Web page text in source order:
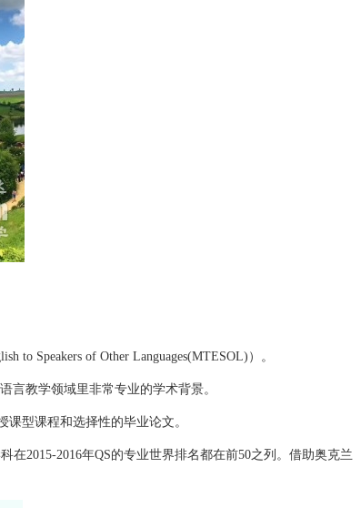
Speakers of Other Languages(MTESOL)）。
教学领域里非常专业的学术背景。
型课程和选择性的毕业论文。
2015-2016年QS的专业世界排名都在前50之列。借助奥克兰